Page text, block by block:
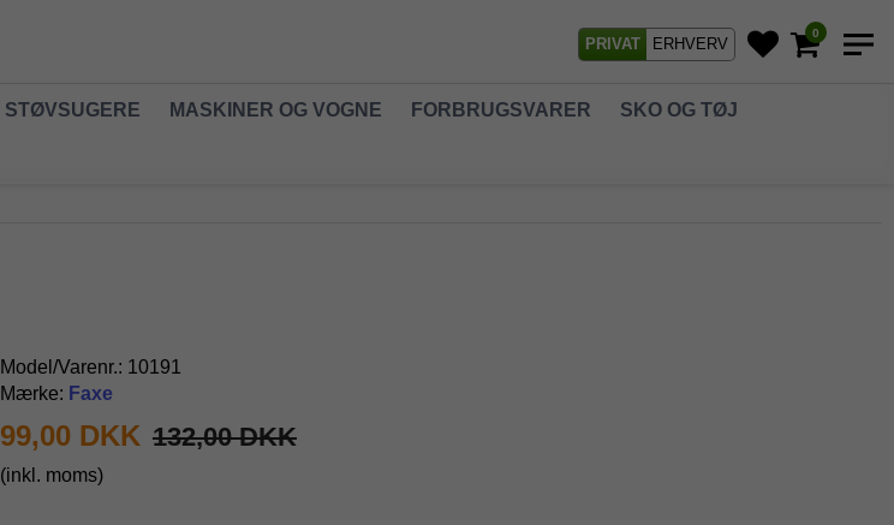
PRIVAT ERHVERV
0
STØVSUGERE MASKINER OG VOGNE FORBRUGSVARER SKO OG TØJ
Model/Varenr.: 10191
Mærke: Faxe
99,00 DKK 132,00 DKK
(inkl. moms)